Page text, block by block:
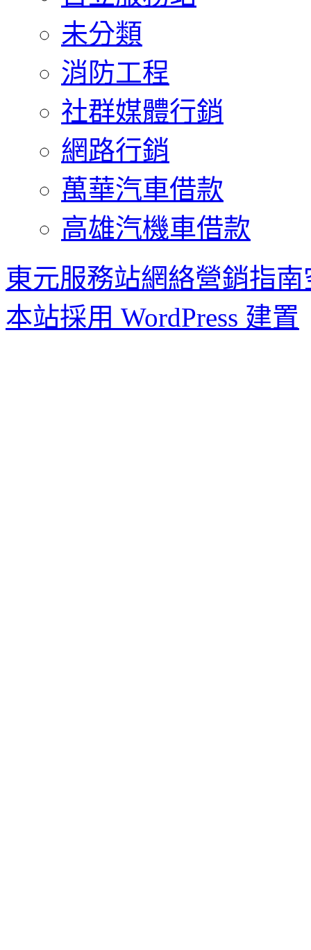
未分類
消防工程
社群媒體行銷
網路行銷
萬華汽車借款
高雄汽機車借款
東元服務站網絡營銷指南
本站採用 WordPress 建置